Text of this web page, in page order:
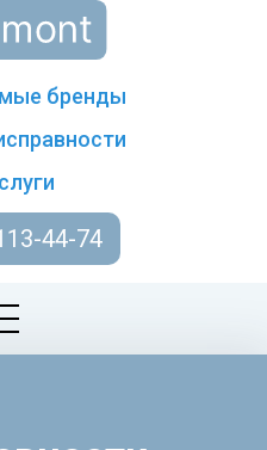
бренды
44-74